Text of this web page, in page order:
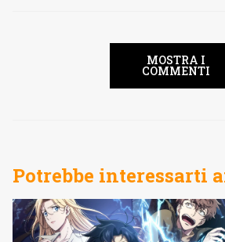
MOSTRA I
COMMENTI
Potrebbe interessarti